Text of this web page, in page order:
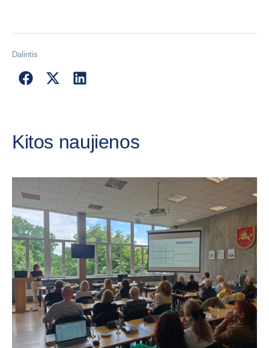
Dalintis
Kitos naujienos